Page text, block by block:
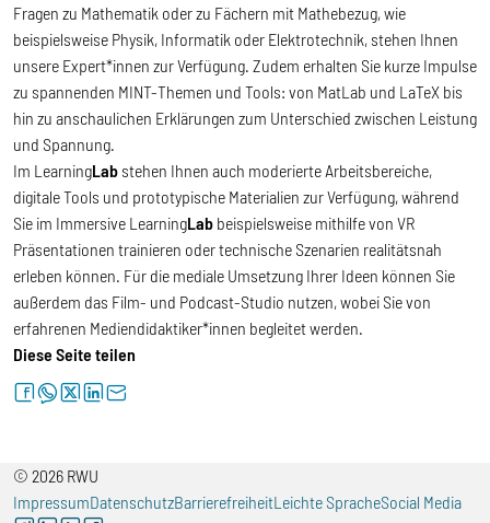
Fragen zu Mathematik oder zu Fächern mit Mathebezug, wie
beispielsweise Physik, Informatik oder Elektrotechnik, stehen Ihnen
unsere Expert*innen zur Verfügung. Zudem erhalten Sie kurze Impulse
zu spannenden MINT-Themen und Tools: von MatLab und LaTeX bis
hin zu anschaulichen Erklärungen zum Unterschied zwischen Leistung
und Spannung.
Im LearningLab stehen Ihnen auch moderierte Arbeitsbereiche,
digitale Tools und prototypische Materialien zur Verfügung, während
Sie im Immersive LearningLab beispielsweise mithilfe von VR
Präsentationen trainieren oder technische Szenarien realitätsnah
erleben können. Für die mediale Umsetzung Ihrer Ideen können Sie
außerdem das Film- und Podcast-Studio nutzen, wobei Sie von
erfahrenen Mediendidaktiker*innen begleitet werden.
Diese Seite teilen
facebookwhatsapptwitterlinkedinletter
© 2026 RWU
ImpressumDatenschutzBarrierefreiheitLeichte SpracheSocial Media